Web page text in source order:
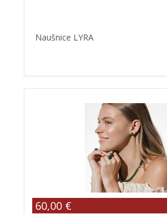
Naušnice LYRA
60,00 €